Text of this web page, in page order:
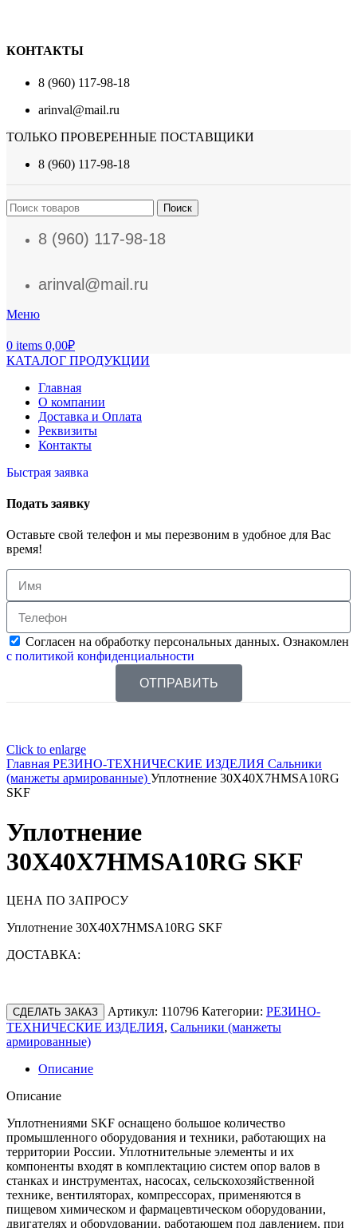
КОНТАКТЫ
8 (960) 117-98-18
arinval@mail.ru
ТОЛЬКО ПРОВЕРЕННЫЕ ПОСТАВЩИКИ
8 (960) 117-98-18
Поиск
8 (960) 117-98-18
arinval@mail.ru
Меню
0 items 0,00₽
КАТАЛОГ ПРОДУКЦИИ
Главная
О компании
Доставка и Оплата
Реквизиты
Контакты
Быстрая заявка
Подать заявку
Оставьте свой телефон и мы перезвоним в удобное для Вас
время!
Согласен на обработку персональных данных. Ознакомлен
с политикой конфиденциальности
ОТПРАВИТЬ
Click to enlarge
Главная РЕЗИНО-ТЕХНИЧЕСКИЕ ИЗДЕЛИЯ Сальники
(манжеты армированные) Уплотнение 30X40X7HMSA10RG
SKF
Уплотнение
30X40X7HMSA10RG SKF
ЦЕНА ПО ЗАПРОСУ
Уплотнение 30X40X7HMSA10RG SKF
ДОСТАВКА:
СДЕЛАТЬ ЗАКАЗ Артикул: 110796 Категории: РЕЗИНО-
ТЕХНИЧЕСКИЕ ИЗДЕЛИЯ, Сальники (манжеты
армированные)
Описание
Описание
Уплотнениями SKF оснащено большое количество
промышленного оборудования и техники, работающих на
территории России. Уплотнительные элементы и их
компоненты входят в комплектацию систем опор валов в
станках и инструментах, насосах, сельскохозяйственной
технике, вентиляторах, компрессорах, применяются в
пищевом химическом и фармацевтическом оборудовании,
двигателях и оборудовании, работающем под давлением, при